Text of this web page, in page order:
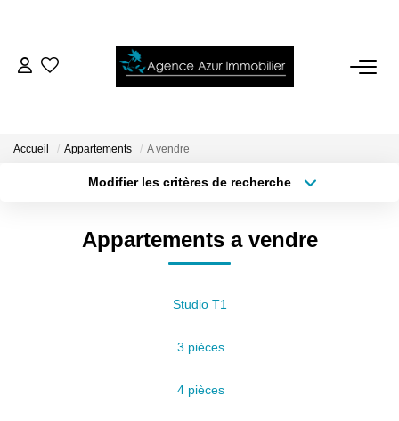
ACCUEIL
VENTES
NOTRE AGENCE
ESTIMATION
CONTACT
Accueil Appartements A vendre
Modifier les critères de recherche
Appartements a vendre
Studio T1
3 pièces
4 pièces